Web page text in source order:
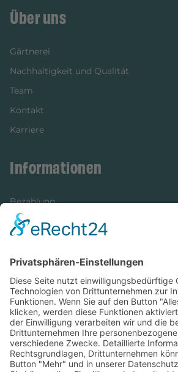
Über uns
Gärtnerei
Nachhaltigkeit und Qualität
Team
Kontakt
Karriere
Informationen
Bezahlung
Newsletter
Versandinformationen
Verfügbarkeit/Verträglichkeit
Rechtliches
Widerrufsrecht und Widerrufsformular
Impressum